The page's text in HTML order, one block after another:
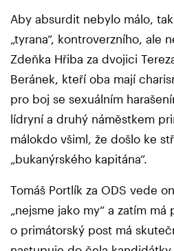
Aby absurdit nebylo málo,
„tyrana“, kontroverzního, ale
Zdeňka Hřiba za dvojici
Beránek, kteří oba mají
pro boj se sexuálním
lídryní a druhý náměstkem
málokdo všiml, že došlo ke
„bukanýrského kapitána“.
Tomáš Portlík za ODS vede
„nejsme jako my“ a zatím
o primátorský post má